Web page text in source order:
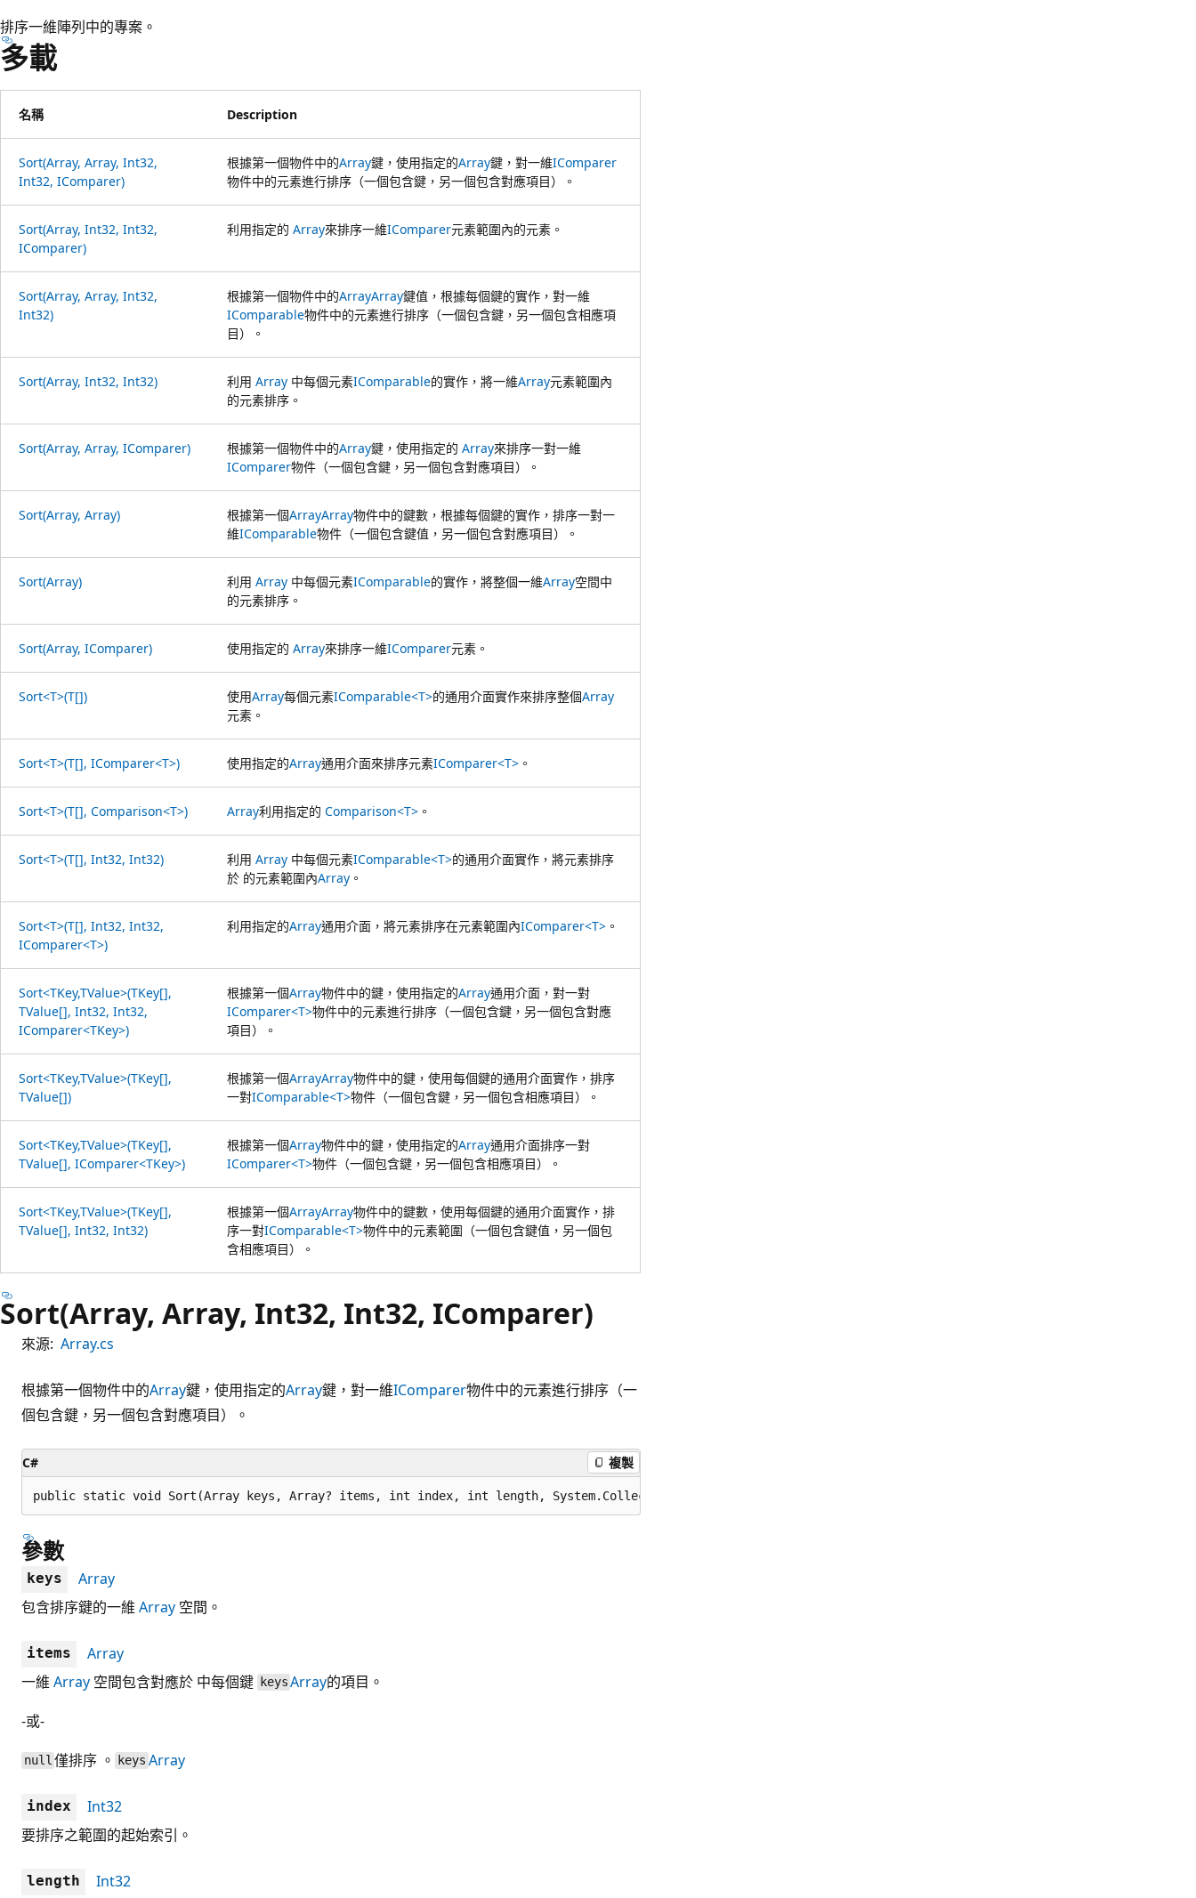
排序一維陣列中的專案。
多載
名稱 Description
Sort(Array, Array, Int32,
Int32, IComparer)
根據第一個物件中的Array鍵，使用指定的Array鍵，對一維IComparer
物件中的元素進行排序（一個包含鍵，另一個包含對應項目）。
Sort(Array, Int32, Int32,
IComparer)
利用指定的 Array來排序一維IComparer元素範圍內的元素。
Sort(Array, Array, Int32,
Int32)
根據第一個物件中的ArrayArray鍵值，根據每個鍵的實作，對一維
IComparable物件中的元素進行排序（一個包含鍵，另一個包含相應項
目）。
Sort(Array, Int32, Int32) 利用 Array 中每個元素IComparable的實作，將一維Array元素範圍內
的元素排序。
Sort(Array, Array, IComparer) 根據第一個物件中的Array鍵，使用指定的 Array來排序一對一維
IComparer物件（一個包含鍵，另一個包含對應項目）。
Sort(Array, Array) 根據第一個ArrayArray物件中的鍵數，根據每個鍵的實作，排序一對一
維IComparable物件（一個包含鍵值，另一個包含對應項目）。
Sort(Array) 利用 Array 中每個元素IComparable的實作，將整個一維Array空間中
的元素排序。
Sort(Array, IComparer) 使用指定的 Array來排序一維IComparer元素。
Sort<T>(T[]) 使用Array每個元素IComparable<T>的通用介面實作來排序整個Array
元素。
Sort<T>(T[], IComparer<T>) 使用指定的Array通用介面來排序元素IComparer<T> 。
Sort<T>(T[], Comparison<T>) Array利用指定的 Comparison<T> 。
Sort<T>(T[], Int32, Int32) 利用 Array 中每個元素IComparable<T>的通用介面實作，將元素排序
於 的元素範圍內Array 。
Sort<T>(T[], Int32, Int32,
IComparer<T>)
利用指定的Array通用介面，將元素排序在元素範圍內IComparer<T> 。
Sort<TKey,TValue>(TKey[],
TValue[], Int32, Int32,
IComparer<TKey>)
根據第一個Array物件中的鍵，使用指定的Array通用介面，對一對
IComparer<T>物件中的元素進行排序（一個包含鍵，另一個包含對應
項目）。
Sort<TKey,TValue>(TKey[],
TValue[])
根據第一個ArrayArray物件中的鍵，使用每個鍵的通用介面實作，排序
一對IComparable<T>物件（一個包含鍵，另一個包含相應項目）。
Sort<TKey,TValue>(TKey[],
TValue[], IComparer<TKey>)
根據第一個Array物件中的鍵，使用指定的Array通用介面排序一對
IComparer<T>物件（一個包含鍵，另一個包含相應項目）。
Sort<TKey,TValue>(TKey[],
TValue[], Int32, Int32)
根據第一個ArrayArray物件中的鍵數，使用每個鍵的通用介面實作，排
序一對IComparable<T>物件中的元素範圍（一個包含鍵值，另一個包
含相應項目）。
Sort(Array, Array, Int32, Int32, IComparer)
來源: Array.cs
根據第一個物件中的Array鍵，使用指定的Array鍵，對一維IComparer物件中的元素進行排序（一
個包含鍵，另一個包含對應項目）。
C# 複製
public static void Sort(Array keys, Array? items, int index, int length, System.Collections.IComparer? comparer);
參數
keys
Array
包含排序鍵的一維 Array 空間。
items
Array
一維 Array 空間包含對應於 中每個鍵 keys Array的項目。
-或-
null 僅排序 。 keys Array
index
Int32
要排序之範圍的起始索引。
length
Int32